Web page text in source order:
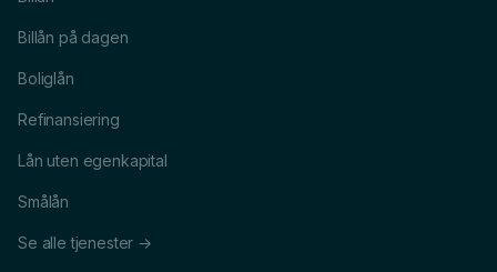
Billån på dagen
Boliglån
Refinansiering
Lån uten egenkapital
Smålån
Se alle tjenester →